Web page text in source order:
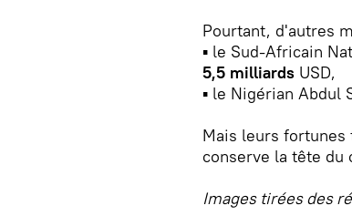
Pourtant, d'autres
▪ le Sud-Africain
5,5 milliards USD,
▪ le Nigérian Abdul
Mais leurs
conserve la tête du
Images tirées des